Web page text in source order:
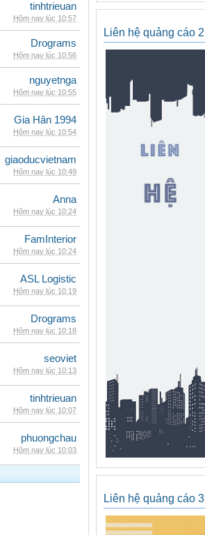
tinhtrieuan
Hôm nay lúc 10:57
Drograms
Hôm nay lúc 10:56
nguyetnga
Hôm nay lúc 10:55
Gia Hân 1994
Hôm nay lúc 10:54
giaoducvietnam
Hôm nay lúc 10:49
Anna
Hôm nay lúc 10:24
FamInterior
Hôm nay lúc 10:24
ASL Logistic
Hôm nay lúc 10:19
Drograms
Hôm nay lúc 10:18
seoviet
Hôm nay lúc 10:13
tinhtrieuan
Hôm nay lúc 10:07
phuongchau
Hôm nay lúc 10:03
Liên hệ quảng cáo 2
Liên hệ quảng cáo 3